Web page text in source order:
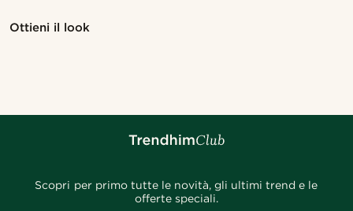
Ottieni il look
Scopri per primo tutte le novità, gli ultimi trend e le
offerte speciali.